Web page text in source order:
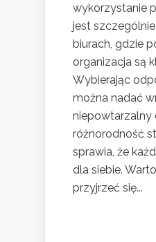
wykorzystanie
jest
biurach, gdzie
organizacja są
Wybierając
można nadać
niepowtarzalny
różnorodność
sprawia, że
dla siebie.
przyjrzeć się...